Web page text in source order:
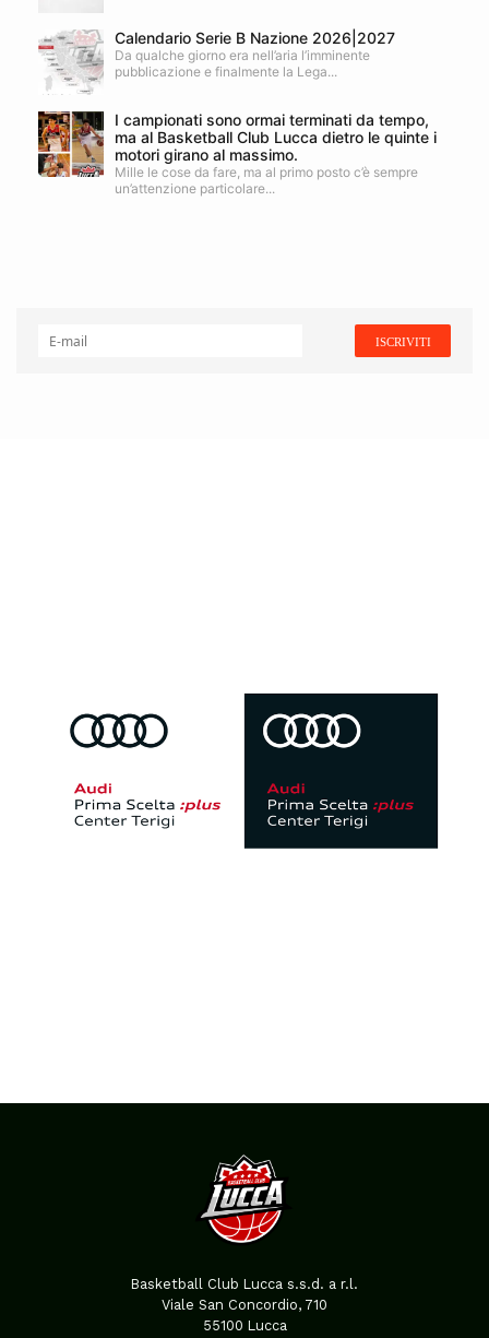
Calendario Serie B Nazione 2026|2027
Da qualche giorno era nell’aria l’imminente
pubblicazione e finalmente la Lega...
I campionati sono ormai terminati da tempo,
ma al Basketball Club Lucca dietro le quinte i
motori girano al massimo.
Mille le cose da fare, ma al primo posto c’è sempre
un’attenzione particolare...
Basketball Club Lucca s.s.d. a r.l.
Viale San Concordio, 710
55100 Lucca